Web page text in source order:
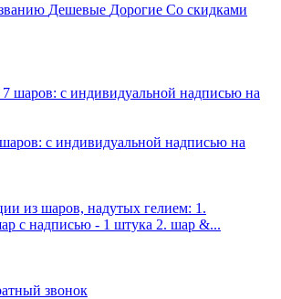
Дешевые Дорогие Со скидками
с индивидуальной надписью на
из шаров, надутых гелием: 1.
с надписью - 1 штука 2. шар &...
звонок